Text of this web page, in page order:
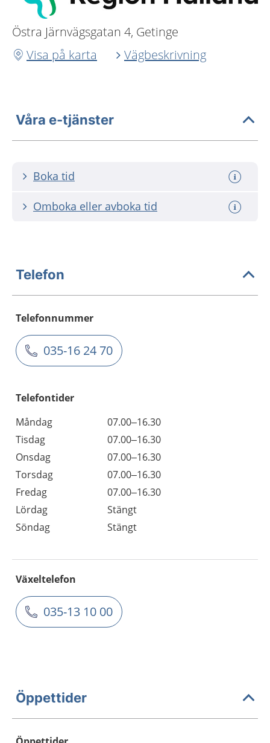
Östra Järnvägsgatan 4, Getinge
Visa på karta
Vägbeskrivning
Våra e-tjänster
Boka tid
Omboka eller avboka tid
Telefon
Telefonnummer
035-16 24 70
Telefontider
Måndag
07.00–16.30
Tisdag
07.00–16.30
Onsdag
07.00–16.30
Torsdag
07.00–16.30
Fredag
07.00–16.30
Lördag
Stängt
Söndag
Stängt
Växeltelefon
035-13 10 00
Öppettider